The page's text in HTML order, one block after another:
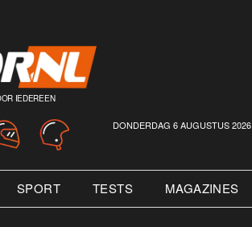
IEDEREEN
DONDERDAG 6 AUGUSTUS 2026
SPORT TESTS MAGAZINES